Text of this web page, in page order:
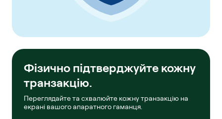
Фізично підтверджуйте кожну
транзакцію.
Переглядайте та схвалюйте кожну транзакцію на
екрані вашого апаратного гаманця.